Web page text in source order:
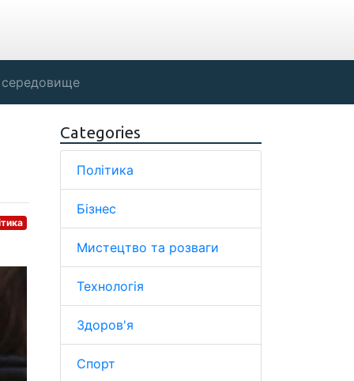
Categories
Політика
Бізнес
Мистецтво та розваги
Технологія
Здоров'я
Спорт